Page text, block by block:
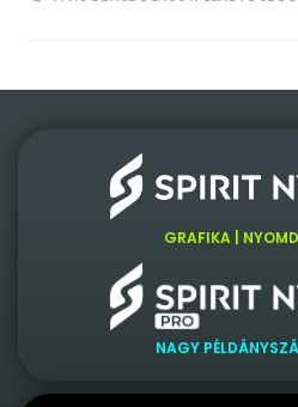
GRAFIKA |
NAGY